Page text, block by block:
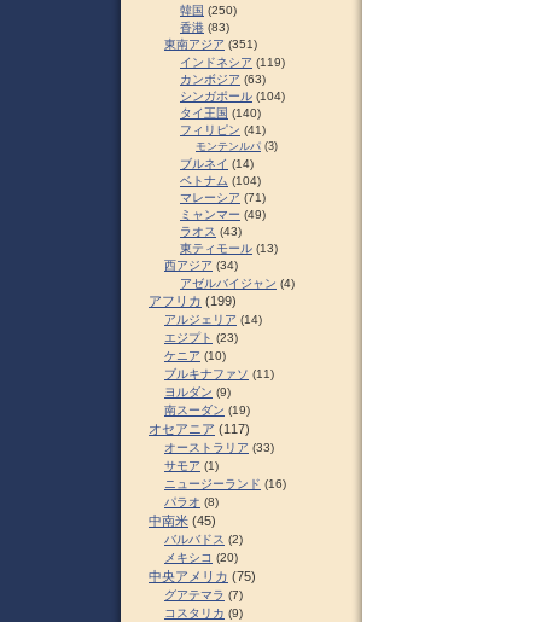
韓国 (250)
香港 (83)
東南アジア (351)
インドネシア (119)
カンボジア (63)
シンガポール (104)
タイ王国 (140)
フィリピン (41)
モンテンルパ (3)
ブルネイ (14)
ベトナム (104)
マレーシア (71)
ミャンマー (49)
ラオス (43)
東ティモール (13)
西アジア (34)
アゼルバイジャン (4)
アフリカ (199)
アルジェリア (14)
エジプト (23)
ケニア (10)
ブルキナファソ (11)
ヨルダン (9)
南スーダン (19)
オセアニア (117)
オーストラリア (33)
サモア (1)
ニュージーランド (16)
パラオ (8)
中南米 (45)
バルバドス (2)
メキシコ (20)
中央アメリカ (75)
グアテマラ (7)
コスタリカ (9)